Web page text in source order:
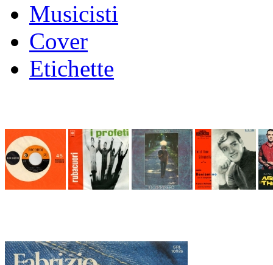
Musicisti
Cover
Etichette